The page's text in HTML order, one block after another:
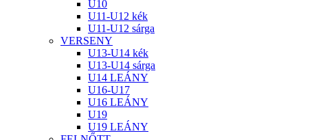
U10
U11-U12 kék
U11-U12 sárga
VERSENY
U13-U14 kék
U13-U14 sárga
U14 LEÁNY
U16-U17
U16 LEÁNY
U19
U19 LEÁNY